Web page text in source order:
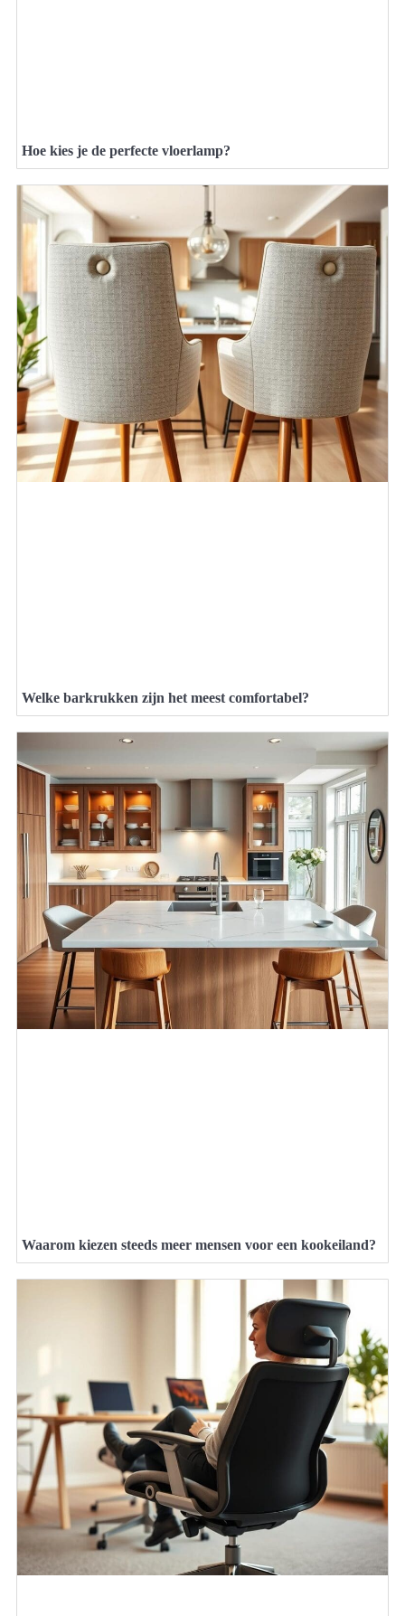
Hoe kies je de perfecte vloerlamp?
Welke barkrukken zijn het meest comfortabel?
Waarom kiezen steeds meer mensen voor een kookeiland?